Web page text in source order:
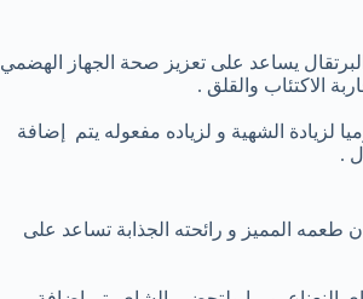
يساعد على تعزيز صحة الجهاز الهضمي
الاكتئاب والقلق .
الشهية و لزياده مفعوله يتم إضافة
.
طعمه المميز و رائحته الجذابة تساعد على